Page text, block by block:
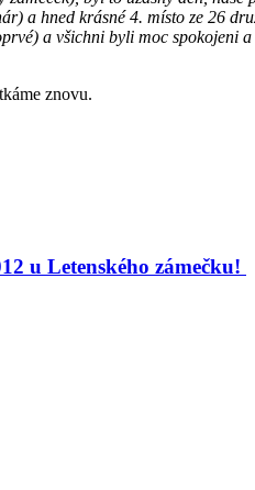
a hned krásné 4. místo ze 26
a všichni byli moc spokojeni a
znovu.
u Letenského zámečku!